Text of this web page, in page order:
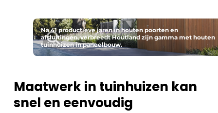
Na 41 productieve jaren in houten poorten en
afsluitingen, verbreedt Houtland zijn gamma met houten
tuinhuizen in paneelbouw.
Maatwerk in tuinhuizen kan
snel en eenvoudig